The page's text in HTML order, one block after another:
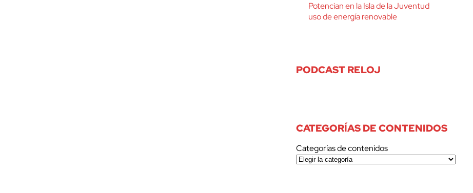
Potencian en la Isla de la Juventud
uso de energía renovable
PODCAST RELOJ
CATEGORÍAS DE CONTENIDOS
Categorías de contenidos